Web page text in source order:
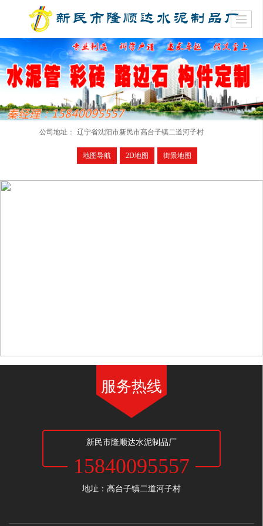
公司地址： 辽宁省沈阳市新民市高台子镇二道河子村
地图导航 2D地图 街景地图
服务热线
新民市隆顺达水泥制品厂
15840095557
地址：高台子镇二道河子村